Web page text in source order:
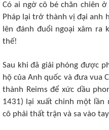
Có ai ngờ cô bé chăn chiên
Pháp lại trở thành vị đại anh
lên đánh đuổi ngoại xâm ra
thế!
Sau khi đã giải phóng được
hộ của Anh quốc và đưa vua
thành Reims để xức dầu
1431) lại xuất chinh một lần
cô phải thất trận và sa vào